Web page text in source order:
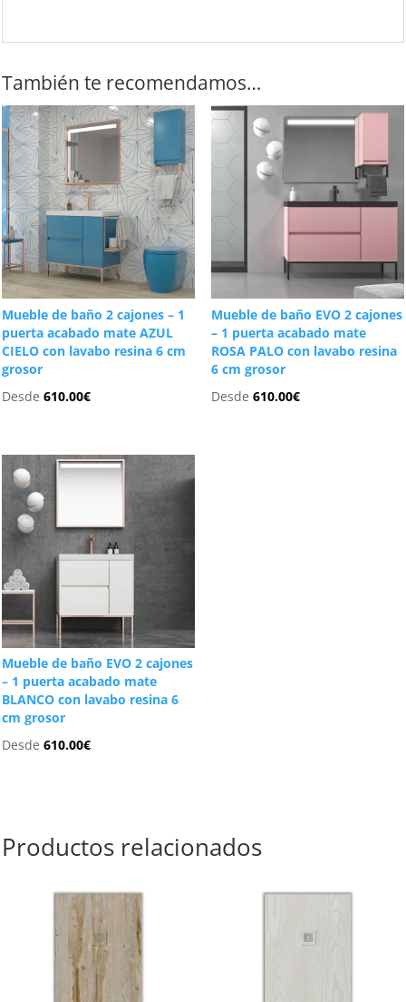
También te recomendamos…
Mueble de baño 2 cajones – 1
puerta acabado mate AZUL
CIELO con lavabo resina 6 cm
grosor
Desde610.00€
Mueble de baño EVO 2 cajones
– 1 puerta acabado mate
ROSA PALO con lavabo resina
6 cm grosor
Desde 610.00€
Mueble de baño EVO 2 cajones
– 1 puerta acabado mate
BLANCO con lavabo resina 6
cm grosor
Desde610.00€
Productos relacionados